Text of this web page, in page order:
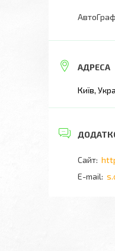
АвтоГраф
Київ,